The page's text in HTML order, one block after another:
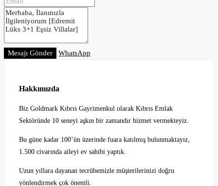
Mesajı Gönder WhatsApp
Hakkımızda
Biz Goldmark Kıbrıs Gayrimenkul olarak Kıbrıs Emlak
Sektöründe 10 seneyi aşkın bir zamandır hizmet vermekteyiz.
Bu güne kadar 100’ün üzerinde fuara katılmış bulunmaktayız,
1.500 civarında aileyi ev sahibi yaptık.
Uzun yıllara dayanan tecrübemizle müşterilerinizi doğru
yönlendirmek çok önemli.